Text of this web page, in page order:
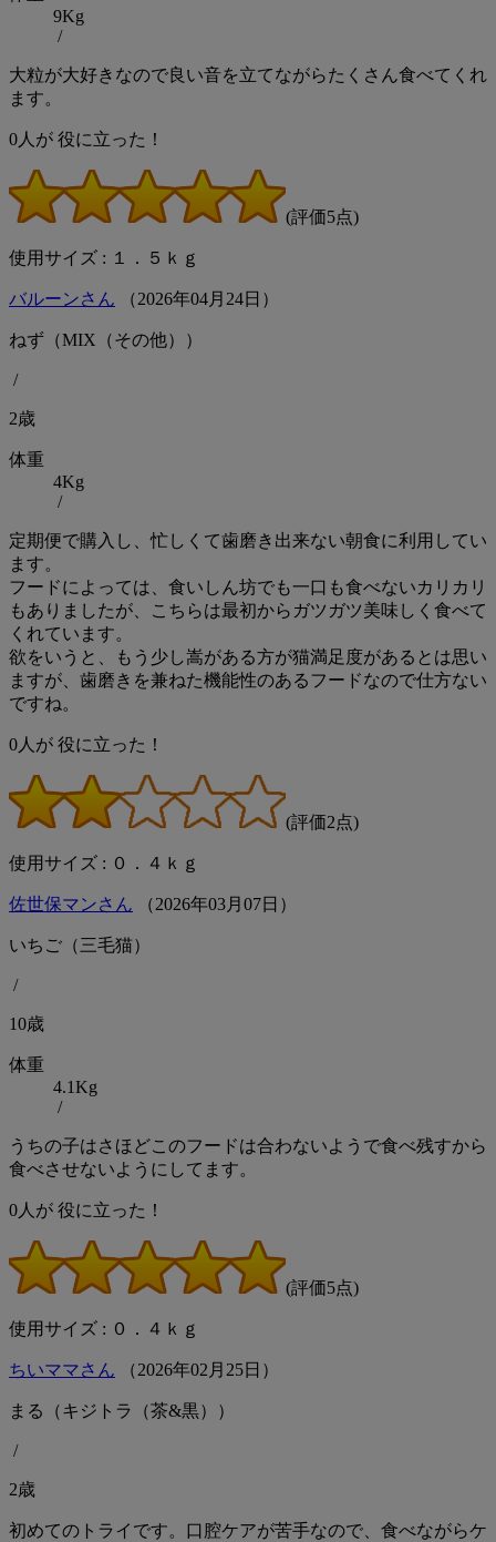
9Kg
/
大粒が大好きなので良い音を立てながらたくさん食べてくれ
ます。
0 人が 役に立った！
(評価5点)
使用サイズ : １．５ｋｇ
バルーンさん （2026年04月 24日）
ねず（MIX（その他））
/
2歳
体重
4Kg
/
定期便で購入し、忙しくて歯磨き出来ない朝食に利用してい
ます。
フードによっては、食いしん坊でも一口も食べないカリカリ
もありましたが、こちらは最初からガツガツ美味しく食べて
くれています。
欲をいうと、もう少し嵩がある方が猫満足度があるとは思い
ますが、歯磨きを兼ねた機能性のあるフードなので仕方ない
ですね。
0 人が 役に立った！
(評価2点)
使用サイズ : ０．４ｋｇ
佐世保マンさん （2026年03月 07日）
いちご（三毛猫）
/
10歳
体重
4.1Kg
/
うちの子はさほどこのフードは合わないようで食べ残すから
食べさせないようにしてます。
0 人が 役に立った！
(評価5点)
使用サイズ : ０．４ｋｇ
ちいママさん （2026年02 月 25日）
まる（キジトラ（茶&黒））
/
2歳
初めてのトライです。口腔ケアが苦手なので、食べながらケ